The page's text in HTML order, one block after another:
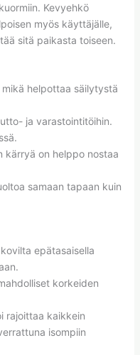
Kevyehkö
myös käyttäjälle,
sitä paikasta toiseen.
helpottaa säilytystä
ja varastointitöihin.
kärryä on helppo nostaa
samaan tapaan kuin
epätasaisella
korkeiden
rajoittaa kaikkein
isompiin